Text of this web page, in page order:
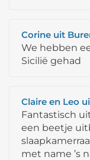
Corine uit
We hebben
Sicilië gehad
Claire en Leo
Fantastisch
een beetje
met name ’s